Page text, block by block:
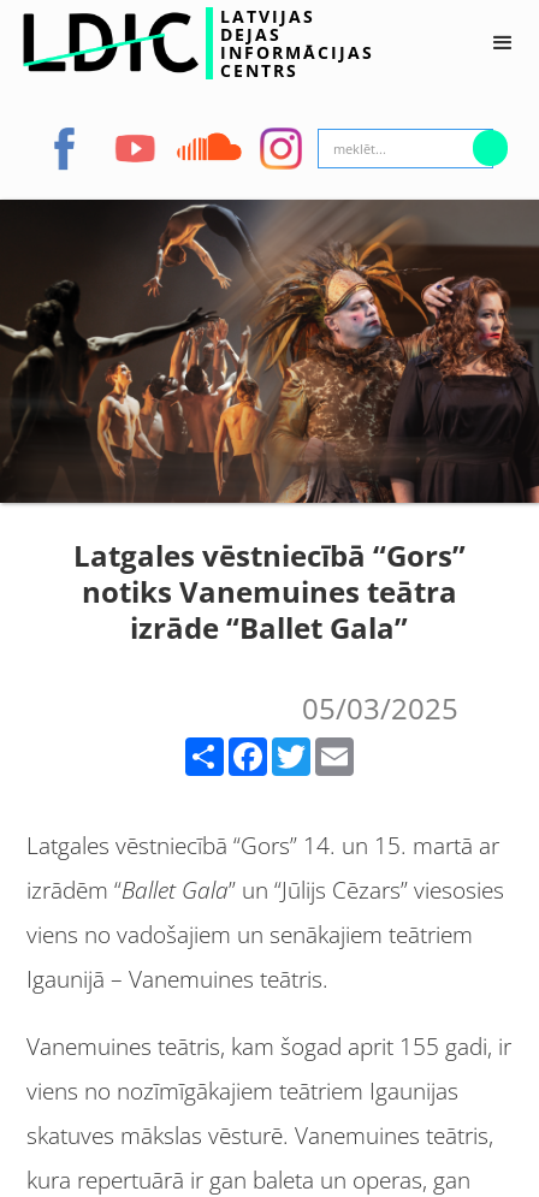
LATVIJAS
DEJAS
INFORMĀCIJAS
CENTRS
Latgales vēstniecībā “Gors”
notiks Vanemuines teātra
izrāde “Ballet Gala”
05/03/2025
Facebook Twitter
Latgales vēstniecībā “Gors” 14. un 15. martā ar
izrādēm “Ballet Gala” un “Jūlijs Cēzars” viesosies
viens no vadošajiem un senākajiem teātriem
Igaunijā – Vanemuines teātris.
Vanemuines teātris, kam šogad aprit 155 gadi, ir
viens no nozīmīgākajiem teātriem Igaunijas
skatuves mākslas vēsturē. Vanemuines teātris,
kura repertuārā ir gan baleta un operas, gan